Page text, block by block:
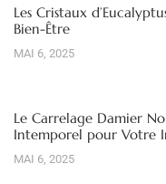
Les Cristaux
Bien-Être
MAI 6, 2025
Le Carrelage Damier
Intemporel pour Votre
MAI 6, 2025